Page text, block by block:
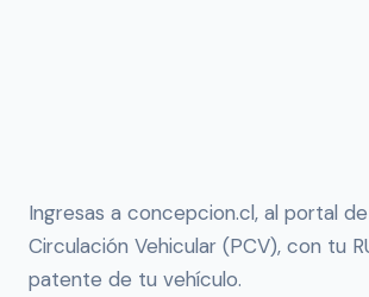
Ingresas a concepcion.cl, al portal
Circulación Vehicular (PCV), con tu
patente de tu vehículo.